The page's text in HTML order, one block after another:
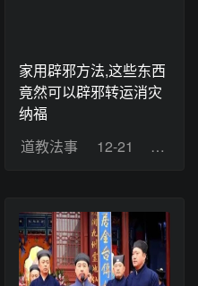
家用辟邪方法,这些东西
竟然可以辟邪转运消灾
纳福
道教法事
12-21 浏览